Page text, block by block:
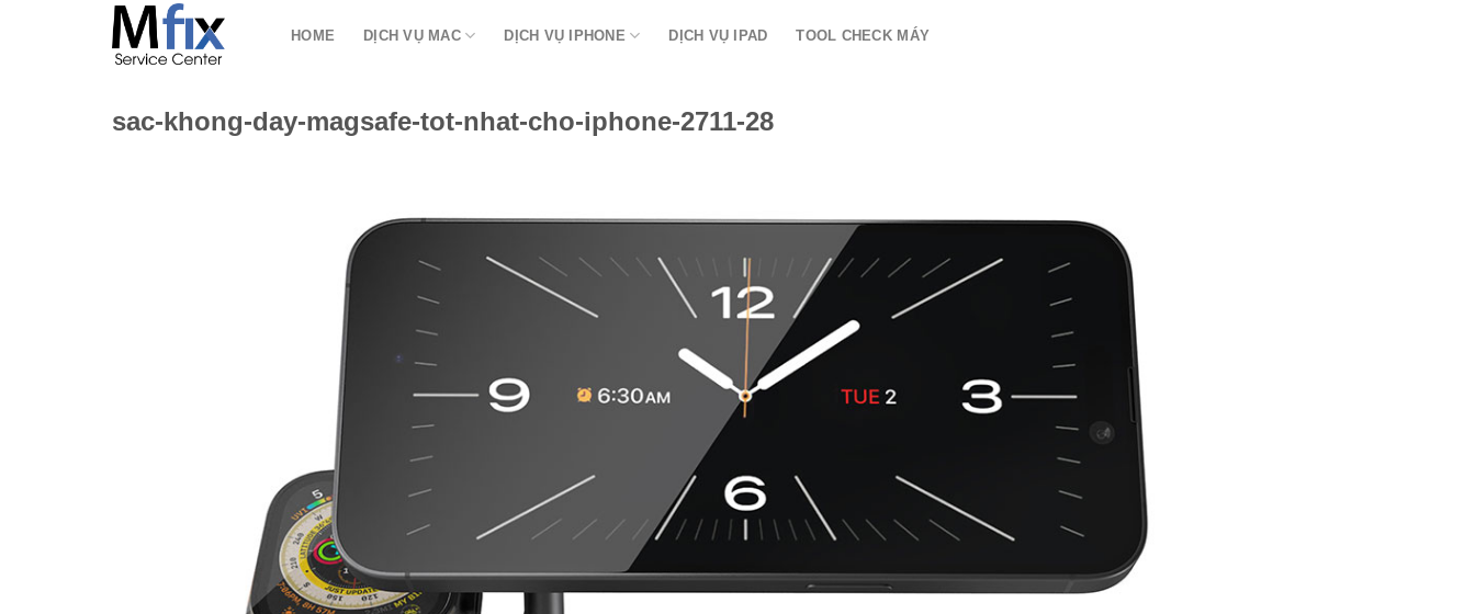
HOME DỊCH VỤ MAC DỊCH VỤ IPHONE DỊCH VỤ IPAD TOOL CHECK MÁY
sac-khong-day-magsafe-tot-nhat-cho-iphone-2711-28